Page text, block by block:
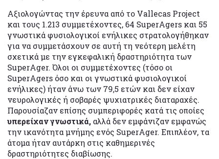
Αξιολογώντας την έρευνα από το Vallecas Project
και τους 1.213 συμμετέχοντες, 64 SuperAgers και 55
γνωστικά φυσιολογικοί ενήλικες στρατολογήθηκαν
για να συμμετάσχουν σε αυτή τη νεότερη μελέτη
σχετικά με την εγκεφαλική δραστηριότητα των
SuperAger. Όλοι οι συμμετέχοντες (τόσο οι
SuperAgers όσο και οι γνωστικά φυσιολογικοί
ενήλικες) ήταν άνω των 79,5 ετών και δεν είχαν
νευρολογικές ή σοβαρές ψυχιατρικές διαταραχές.
Παρουσίαζαν επίσης συμπεριφορές κατά τις οποίες
υπερείχαν γνωστικά, αλλά δεν εμφάνιζαν εμφανώς
την ικανότητα μνήμης ενός SuperAger. Επιπλέον, τα
άτομα ήταν αυτάρκη στις καθημερινές
δραστηριότητες διαβίωσης.